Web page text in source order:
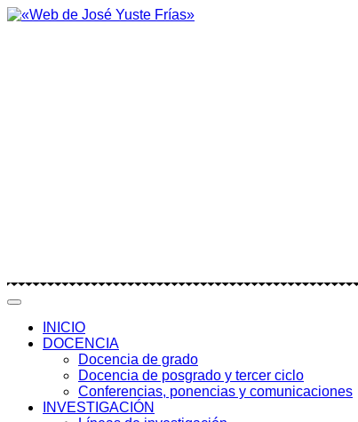
INICIO
DOCENCIA
Docencia de grado
Docencia de posgrado y tercer ciclo
Conferencias, ponencias y comunicaciones
INVESTIGACIÓN